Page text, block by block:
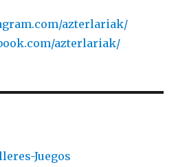
azterlariak/
azterlariak/
Juegos